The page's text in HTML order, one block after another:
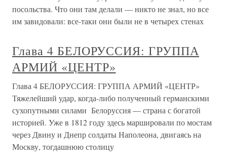
посольства. Что они там делали — никто не знал, но все
им завидовали: все-таки они были не в четырех стенах
Глава 4 БЕЛОРУССИЯ: ГРУППА
АРМИЙ «ЦЕНТР»
Глава 4 БЕЛОРУССИЯ: ГРУППА АРМИЙ «ЦЕНТР»
Тяжелейший удар, когда-либо полученный германскими
сухопутными силами Белоруссия — страна с богатой
историей. Уже в 1812 году здесь маршировали по мостам
через Двину и Днепр солдаты Наполеона, двигаясь на
Москву, тогдашнюю столицу